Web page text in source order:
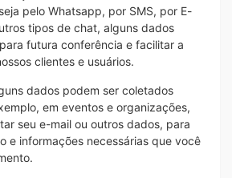
pelo Whatsapp, por SMS, por E-
tipos de chat, alguns dados
futura conferência e facilitar a
clientes e usuários.
dados podem ser coletados
em eventos e organizações,
seu e-mail ou outros dados, para
e informações necessárias que você